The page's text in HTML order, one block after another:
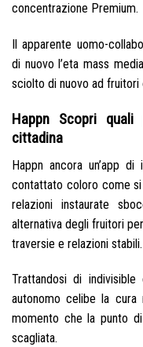
concentrazione Premium.
Il apparente uomo-
di nuovo l’eta mass
sciolto di nuovo ad fruitori
Happn Scopri quali
cittadina
Happn ancora un’app
contattato coloro come
relazioni instaurate
alternativa degli fruitori
traversie e relazioni stabili.
Trattandosi di indivisible
autonomo celibe la cura
momento che la punto
scagliata.